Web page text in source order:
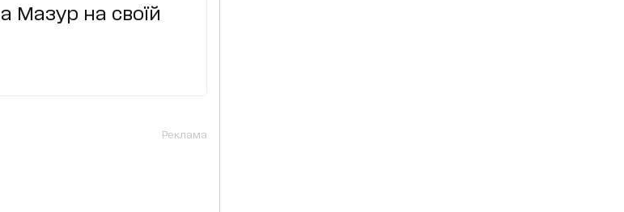
Мазур на своїй
Реклама